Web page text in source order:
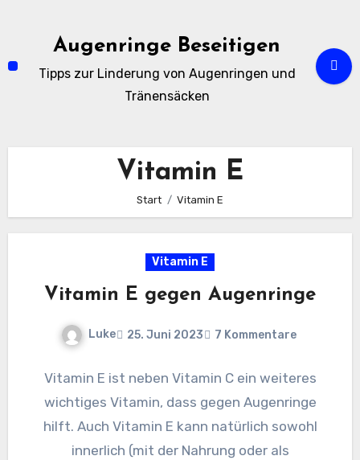
Augenringe Beseitigen
Tipps zur Linderung von Augenringen und
Tränensäcken
Vitamin E
Start Vitamin E
Vitamin E
Vitamin E gegen Augenringe
Luke 25. Juni 2023 7 Kommentare
Vitamin E ist neben Vitamin C ein weiteres
wichtiges Vitamin, dass gegen Augenringe
hilft. Auch Vitamin E kann natürlich sowohl
innerlich (mit der Nahrung oder als